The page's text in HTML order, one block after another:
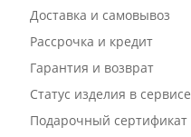
Доставка и самовывоз
Рассрочка и кредит
Гарантия и возврат
Статус изделия в сервисе
Подарочный сертификат